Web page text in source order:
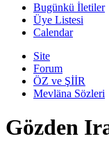
Bugünkü İletiler
Üye Listesi
Calendar
Site
Forum
ÖZ ve ŞİİR
Mevläna Sözleri
Gözden